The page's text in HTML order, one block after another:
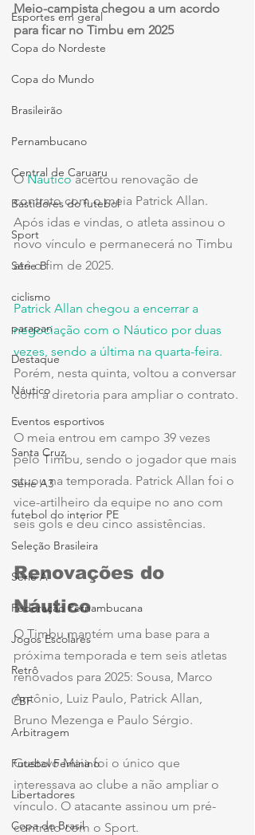
Esportes em geral
Copa do Nordeste
Copa do Mundo
Brasileirão
Pernambucano
Central de Caruaru
Bastidores do futebol
Sport
Série B
ciclismo
parapan
Destaque
Náutico
Eventos esportivos
Santa Cruz
Série A3
futebol do interior PE
Seleção Brasileira
Série A
Federação Pernambucana
Jogos Escolares
Retrô
CBF
Arbitragem
Futebol Feminino
Libertadores
Copa do Brasil
Meio-campista chegou a um acordo
para ficar no Timbu em 2025
O Náutico acertou renovação de
contrato com o meia Patrick Allan.
Após idas e vindas, o atleta assinou o
novo vínculo e permanecerá no Timbu
até o fim de 2025.
Patrick Allan chegou a encerrar a
negociação com o Náutico por duas
vezes, sendo a última na quarta-feira.
Porém, nesta quinta, voltou a conversar
com a diretoria para ampliar o contrato.
O meia entrou em campo 39 vezes
pelo Timbu, sendo o jogador que mais
atuou na temporada. Patrick Allan foi o
vice-artilheiro da equipe no ano com
seis gols e deu cinco assistências.
Renovações do
Náutico
O Timbu mantém uma base para a
próxima temporada e tem seis atletas
renovados para 2025: Sousa, Marco
Antônio, Luiz Paulo, Patrick Allan,
Bruno Mezenga e Paulo Sérgio.
Gustavo Maia foi o único que
interessava ao clube a não ampliar o
vínculo. O atacante assinou um pré-
contrato com o Sport.